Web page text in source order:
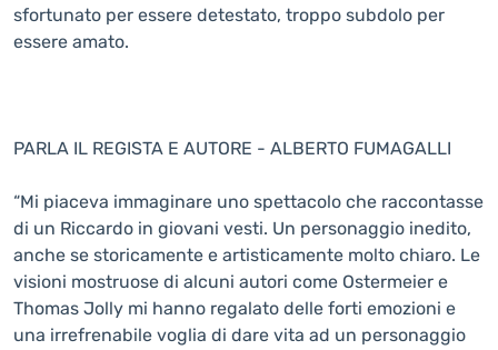
sfortunato per essere detestato, troppo subdolo per
essere amato.
PARLA IL REGISTA E AUTORE - ALBERTO FUMAGALLI
“Mi piaceva immaginare uno spettacolo che raccontasse
di un Riccardo in giovani vesti. Un personaggio inedito,
anche se storicamente e artisticamente molto chiaro. Le
visioni mostruose di alcuni autori come Ostermeier e
Thomas Jolly mi hanno regalato delle forti emozioni e
una irrefrenabile voglia di dare vita ad un personaggio